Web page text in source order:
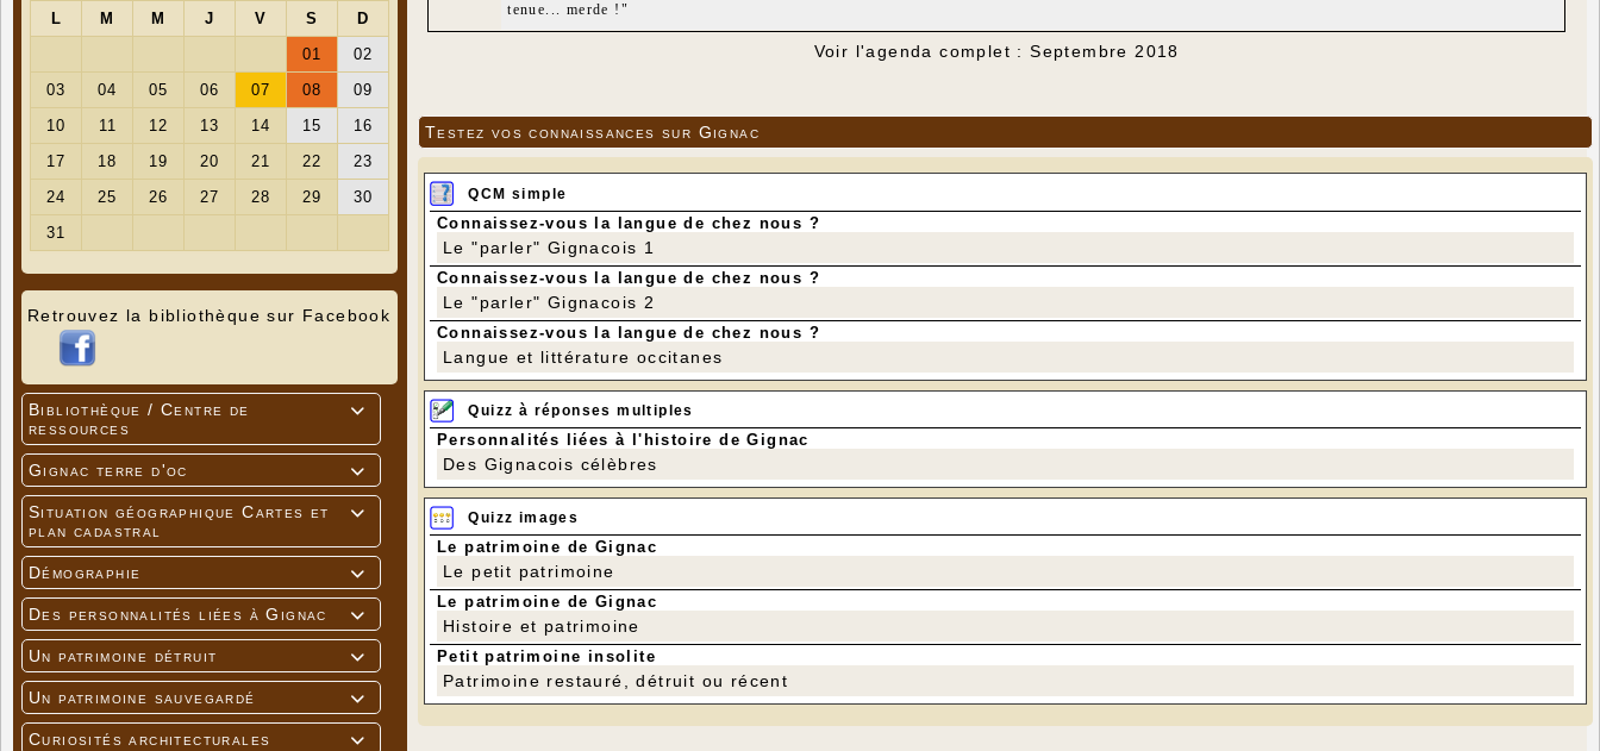
Retrouvez la bibliothèque sur Facebook

Bibliothèque / Centre de
ressources

Gignac terre d'oc

Situation géographique Cartes et
plan cadastral

Démographie

Des personnalités liées à Gignac

Un patrimoine détruit

Un patrimoine sauvegardé

Curiosités architecturales
tenue... merde !"
Voir l'agenda complet : Septembre 2018
Testez vos connaissances sur Gignac
QCM simple
Connaissez-vous la langue de chez nous ?
Le "parler" Gignacois 1
Connaissez-vous la langue de chez nous ?
Le "parler" Gignacois 2
Connaissez-vous la langue de chez nous ?
Langue et littérature occitanes
Quizz à réponses multiples
Personnalités liées à l'histoire de Gignac
Des Gignacois célèbres
Quizz images
Le patrimoine de Gignac
Le petit patrimoine
Le patrimoine de Gignac
Histoire et patrimoine
Petit patrimoine insolite
Patrimoine restauré, détruit ou récent